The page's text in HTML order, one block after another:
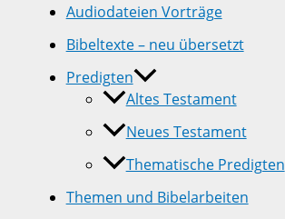
Audiodateien Vorträge
Bibeltexte – neu übersetzt
Predigten
Altes Testament
Neues Testament
Thematische Predigten
Themen und Bibelarbeiten